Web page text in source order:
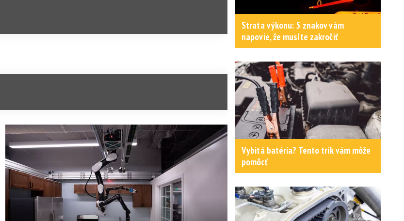
Strata výkonu: 5 znakov vám
napovie, že musíte zakročiť
Vybitá batéria? Tento trik vám môže
pomôcť